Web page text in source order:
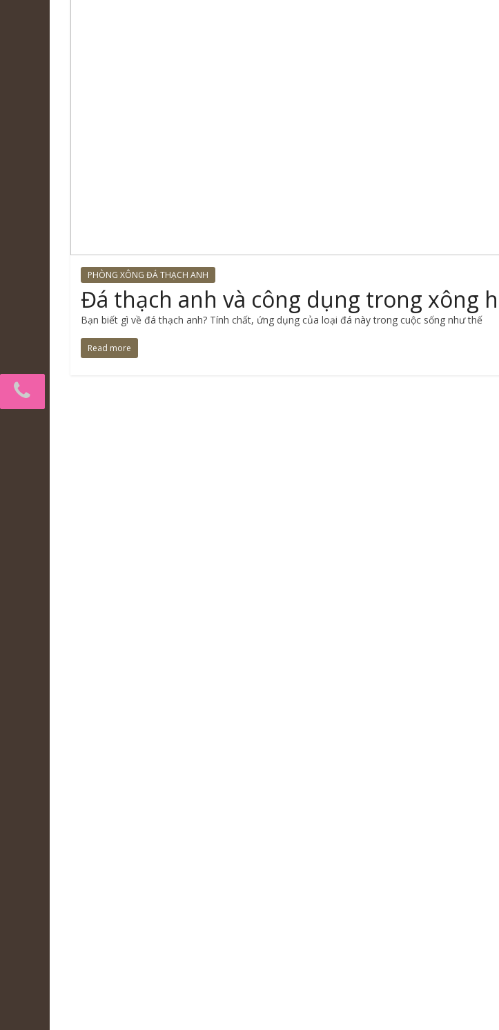
PHÒNG XÔNG ĐÁ THẠCH ANH
Đá thạch anh và công dụng trong xông
Bạn biết gì về đá thạch anh? Tính chất, ứng dụng của loại đá này trong cuộc sống như thế
Read more